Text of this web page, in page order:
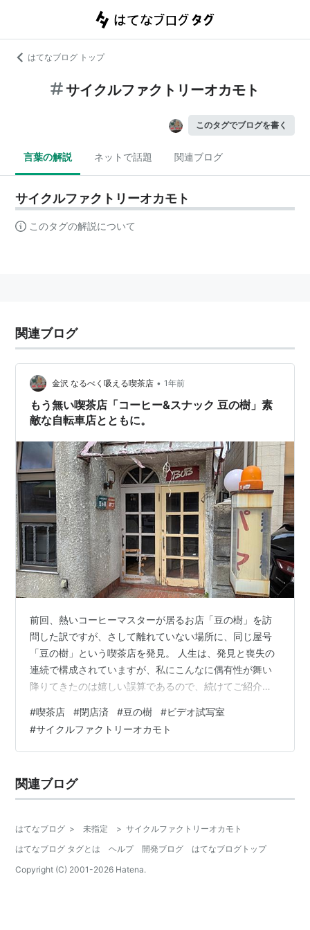
はてなブログ トップ
サイクルファクトリーオカモト
このタグでブログを書く
言葉の解説 ネットで話題 関連ブログ
サイクルファクトリーオカモト
このタグの解説について
関連ブログ
金沢 なるべく吸える喫茶店 • 1年前
もう無い喫茶店「コーヒー&スナック 豆の樹」素
敵な自転車店とともに。
前回、熱いコーヒーマスターが居るお店「豆の樹」を訪
問した訳ですが、さして離れていない場所に、同じ屋号
「豆の樹」という喫茶店を発見。 人生は、発見と喪失の
連続で構成されていますが、私にこんなに偶有性が舞い
降りてきたのは嬉しい誤算であるので、続けてご紹介し
られたら人生は豊か。 先日訪れたのは、 「手作りコーヒ
ー豆専門店 豆の樹」 kanazawa-drifter.net 今回、発見し
たのは、 「コーヒー＆スナック 豆の樹」 アントニオ猪
せん。もしくは、アントキノイノチなのかも知れない。
アントキノイ…
#喫茶店 #閉店済 #豆の樹 #ビデオ試写室
#サイクルファクトリーオカモト
関連ブログ
はてなブログ > 未指定 > サイクルファクトリーオカモト
はてなブログ タグとは
ヘルプ 開発ブログ
はてなブログトップ
Copyright (C) 2001-2026 Hatena.